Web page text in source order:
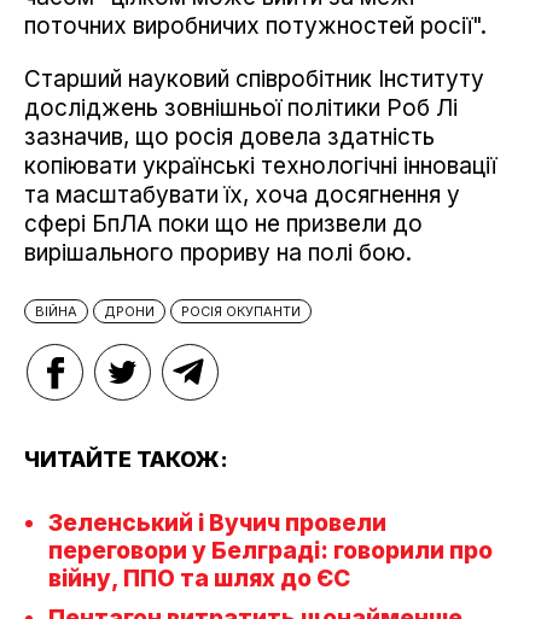
поточних виробничих потужностей росії".
Старший науковий співробітник Інституту
досліджень зовнішньої політики Роб Лі
зазначив, що росія довела здатність
копіювати українські технологічні інновації
та масштабувати їх, хоча досягнення у
сфері БпЛА поки що не призвели до
вирішального прориву на полі бою.
ВІЙНА ДРОНИ РОСІЯ ОКУПАНТИ
ЧИТАЙТЕ ТАКОЖ:
Зеленський і Вучич провели
переговори у Белграді: говорили про
війну, ППО та шлях до ЄС